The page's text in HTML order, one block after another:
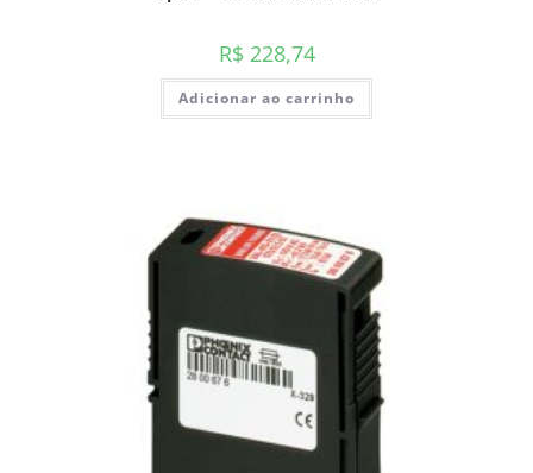
R$ 228,74
Adicionar ao carrinho